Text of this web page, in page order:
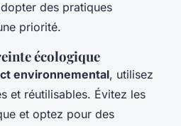
des pratiques
priorité.
écologique
environnemental, utilisez
et réutilisables. Évitez les
et optez pour des